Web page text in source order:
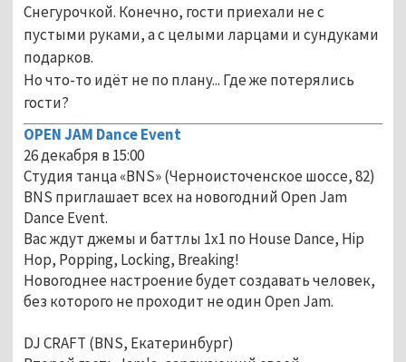
Снегурочкой. Конечно, гости приехали не с
пустыми руками, а с целыми ларцами и сундуками
подарков.
Но что-то идёт не по плану... Где же потерялись
гости?
OPEN JAM Dance Event
26 декабря в 15:00
Студия танца «BNS» (Черноисточенское шоссе, 82)
BNS приглашает всех на новогодний Open Jam
Dance Event.
Вас ждут джемы и баттлы 1х1 по House Dance, Hip
Hop, Popping, Locking, Breaking!
Новогоднее настроение будет создавать человек,
без которого не проходит не один Open Jam.
DJ CRAFT (BNS, Екатеринбург)